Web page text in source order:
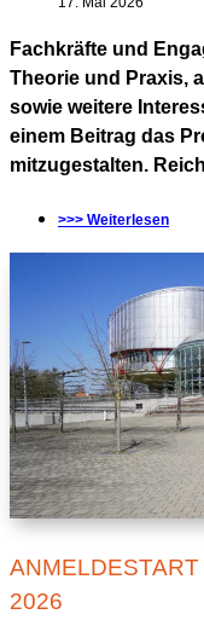
Fachkräfte und
Theorie und Praxis,
sowie weitere
einem Beitrag das
mitzugestalten.
>>> Weiterlesen
2026